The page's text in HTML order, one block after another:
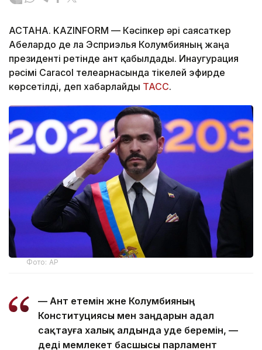
АСТАНА. KAZINFORM — Кәсіпкер әрі саясаткер
Абелардо де ла Эсприэлья Колумбияның жаңа
президенті ретінде ант қабылдады. Инаугурация
рәсімі Caracol телеарнасында тікелей эфирде
көрсетілді, деп хабарлайды ТАСС.
Фото: AP
— Ант етемін және Колумбияның
Конституциясы мен заңдарын адал
сақтауға халық алдында уәде беремін, —
деді мемлекет басшысы парламент